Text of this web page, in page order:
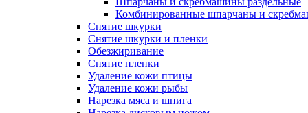
Комбинированные шпарчаны и
Снятие шкурки
Снятие шкурки и пленки
Обезжиривание
Снятие пленки
Удаление кожи птицы
Удаление кожи рыбы
Нарезка мяса и шпига